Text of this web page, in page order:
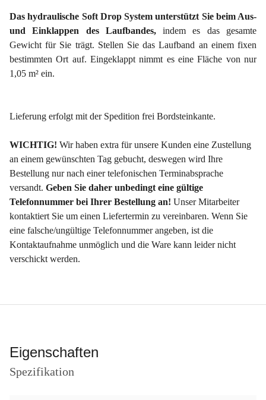
Das hydraulische Soft Drop System unterstützt Sie beim Aus-
und Einklappen des Laufbandes,indem es das gesamte
Gewicht für Sie trägt. Stellen Sie das Laufband an einem fixen
bestimmten Ort auf. Eingeklappt nimmt es eine Fläche von nur
1,05 m² ein.
Lieferung erfolgt mit der Spedition frei Bordsteinkante.
WICHTIG! Wir haben extra für unsere Kunden eine Zustellung
an einem gewünschten Tag gebucht, deswegen wird Ihre
Bestellung nur nach einer telefonischen Terminabsprache
versandt. Geben Sie daher unbedingt eine gültige
Telefonnummer bei Ihrer Bestellung an! Unser Mitarbeiter
kontaktiert Sie um einen Liefertermin zu vereinbaren. Wenn Sie
eine falsche/ungültige Telefonnummer angeben, ist die
Kontaktaufnahme unmöglich und die Ware kann leider nicht
verschickt werden.
Eigenschaften
Spezifikation